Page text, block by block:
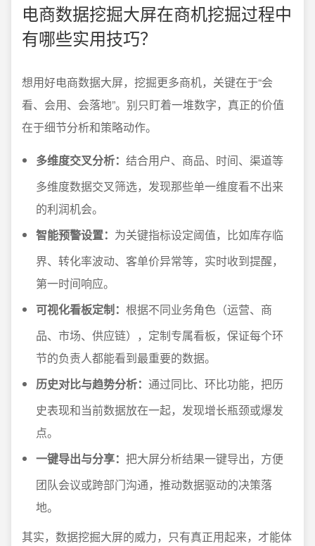
电商数据挖掘大屏在商机挖掘过程中
有哪些实用技巧？
想用好电商数据大屏，挖掘更多商机，关键在于“会
看、会用、会落地”。别只盯着一堆数字，真正的价值
在于细节分析和策略动作。
多维度交叉分析： 结合用户、商品、时间、渠道等
多维度数据交叉筛选，发现那些单一维度看不出来
的利润机会。
智能预警设置： 为关键指标设定阈值，比如库存临
界、转化率波动、客单价异常等，实时收到提醒，
第一时间响应。
可视化看板定制： 根据不同业务角色（运营、商
品、市场、供应链），定制专属看板，保证每个环
节的负责人都能看到最重要的数据。
历史对比与趋势分析： 通过同比、环比功能，把历
史表现和当前数据放在一起，发现增长瓶颈或爆发
点。
一键导出与分享： 把大屏分析结果一键导出，方便
团队会议或跨部门沟通，推动数据驱动的决策落
地。
其实，数据挖掘大屏的威力，只有真正用起来，才能体